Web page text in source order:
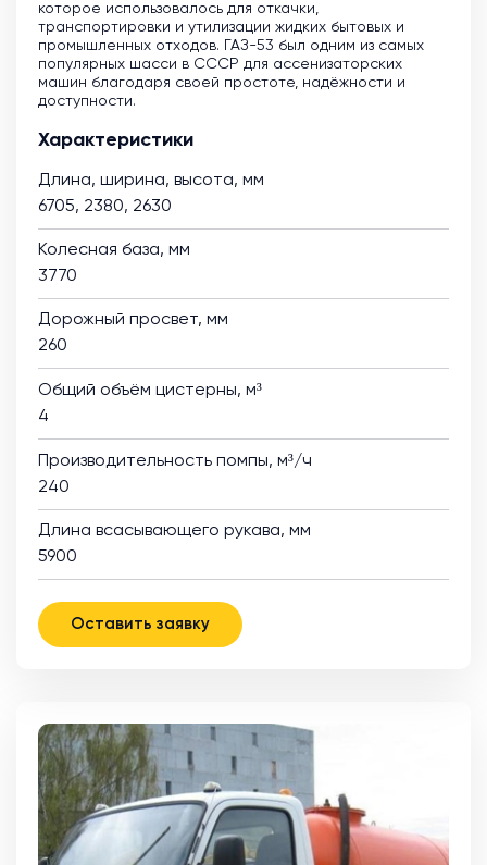
которое использовалось для откачки,
транспортировки и утилизации жидких бытовых и
промышленных отходов. ГАЗ-53 был одним из самых
популярных шасси в СССР для ассенизаторских
машин благодаря своей простоте, надёжности и
доступности.
Характеристики
Длина, ширина, высота, мм
6705, 2380, 2630
Колесная база, мм
3770
Дорожный просвет, мм
260
Общий объём цистерны, м³
4
Производительность помпы, м³/ч
240
Длина всасывающего рукава, мм
5900
Оставить заявку